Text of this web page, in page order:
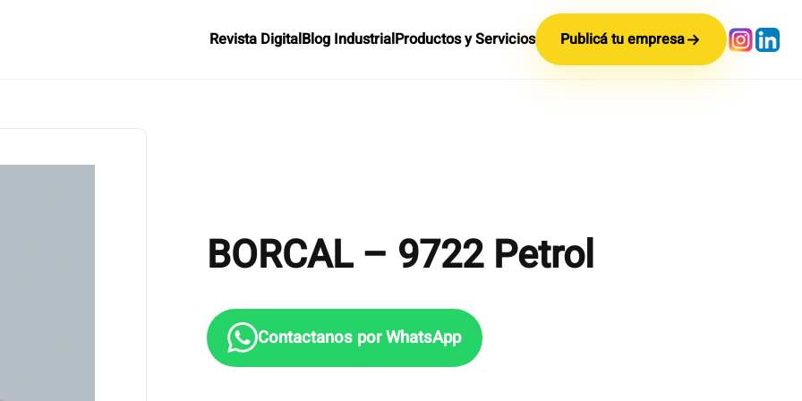
Revista DigitalBlog IndustrialProductos y Servicios Publicá tu empresa
BORCAL – 9722 Petrol